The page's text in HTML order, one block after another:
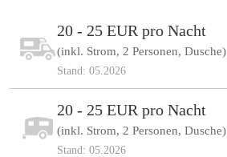
20 - 25 EUR pro Nacht
(inkl. Strom, 2 Personen, Dusche)
Stand: 05.2026
20 - 25 EUR pro Nacht
(inkl. Strom, 2 Personen, Dusche)
Stand: 05.2026